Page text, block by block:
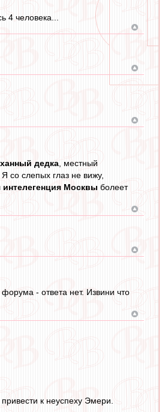
4 человека...
дедка , местный
со слепых глаз не вижу,
интелегенция Москвы болеет
- ответа нет. Извини что
к неуспеху Эмери.